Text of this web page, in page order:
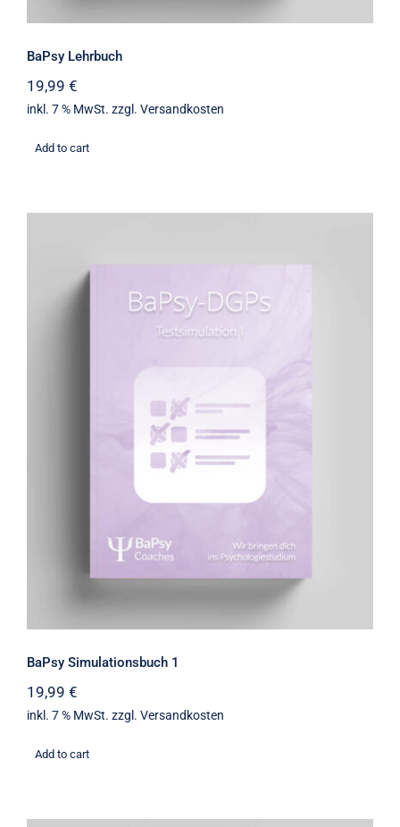
BaPsy Lehrbuch
19,99 €
inkl. 7 % MwSt. zzgl. Versandkosten
Add to cart
BaPsy Simulationsbuch 1
BaPsy Simulationsbuch 1
19,99 €
inkl. 7 % MwSt. zzgl. Versandkosten
Add to cart